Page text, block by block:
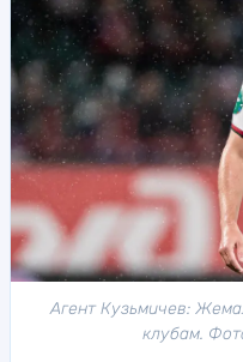
Агент Кузьмичев:
клубам.